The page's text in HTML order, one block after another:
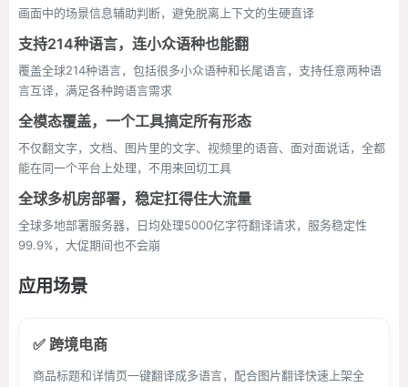
画面中的场景信息辅助判断，避免脱离上下文的生硬直译
支持214种语言，连小众语种也能翻
覆盖全球214种语言，包括很多小众语种和长尾语言，支持任意两种语
言互译，满足各种跨语言需求
全模态覆盖，一个工具搞定所有形态
不仅翻文字，文档、图片里的文字、视频里的语音、面对面说话，全都
能在同一个平台上处理，不用来回切工具
全球多机房部署，稳定扛得住大流量
全球多地部署服务器，日均处理5000亿字符翻译请求，服务稳定性
99.9%，大促期间也不会崩
应用场景
✅ 跨境电商
商品标题和详情页一键翻译成多语言，配合图片翻译快速上架全